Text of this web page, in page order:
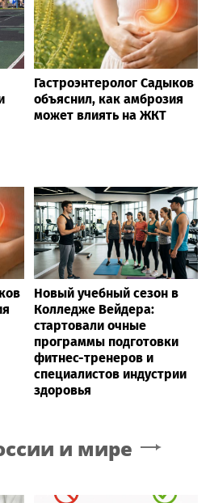
Гастроэнтеролог Садыков
объяснил, как амброзия
может влиять на ЖКТ
Новый учебный сезон в
Колледже Вейдера:
стартовали очные
программы подготовки
фитнес-тренеров и
специалистов индустрии
здоровья
и мире